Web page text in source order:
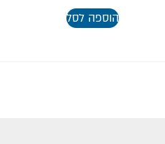
הוספה לסל